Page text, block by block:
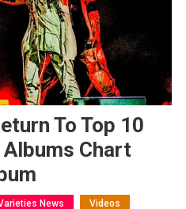
To Top 10
Chart
News Videos